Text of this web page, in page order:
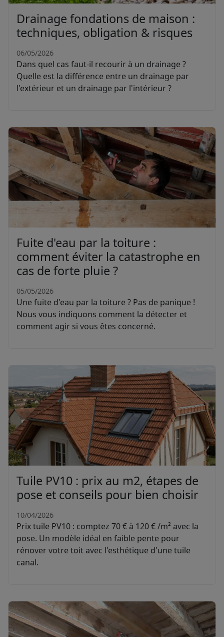
Drainage fondations de maison :
techniques, obligation & risques
06/05/2026
Dans quel cas faut-il recourir à un drainage ?
Quelle est la différence entre un drainage par
l'extérieur et un drainage par l'intérieur ?
Fuite d'eau par la toiture :
comment éviter la catastrophe en
cas de forte pluie ?
05/05/2026
Une fuite d'eau par la toiture ? Pas de panique !
Nous vous indiquons comment la détecter et
comment agir si vous êtes concerné.
Tuile PV10 : prix au m2, étapes de
pose et conseils pour bien choisir
10/04/2026
Prix tuile PV10 : comptez 70 € à 120 € /m² avec la
pose. Un modèle idéal en faible pente pour
rénover votre toit avec l'esthétique d'une tuile
canal.